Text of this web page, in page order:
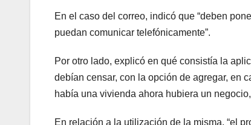
En el caso del correo, indicó que “deben
puedan comunicar telefónicamente”.
Por otro lado, explicó en qué consistía la
debían censar, con la opción de agregar, en
había una vivienda ahora hubiera un
En relación a la utilización de la misma, “el